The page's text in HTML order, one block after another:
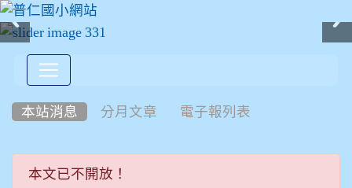
本站消息 分月文章 電子報列表
本文已不開放！
本文已不開放！